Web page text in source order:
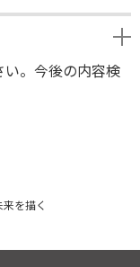
い。今後の内容検
を描く